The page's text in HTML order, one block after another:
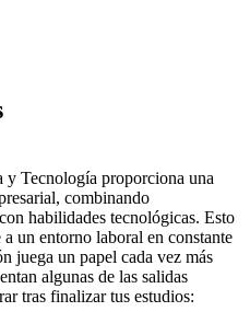
y Tecnología proporciona una
combinando
habilidades tecnológicas. Esto
un entorno laboral en constante
juega un papel cada vez más
algunas de las salidas
tras finalizar tus estudios: